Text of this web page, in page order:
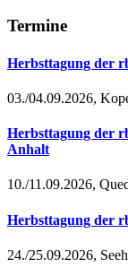
Termine
Herbsttagung der
03./04.09.2026,
Herbsttagung der
Anhalt
10./11.09.2026,
Herbsttagung der
24./25.09.2026,